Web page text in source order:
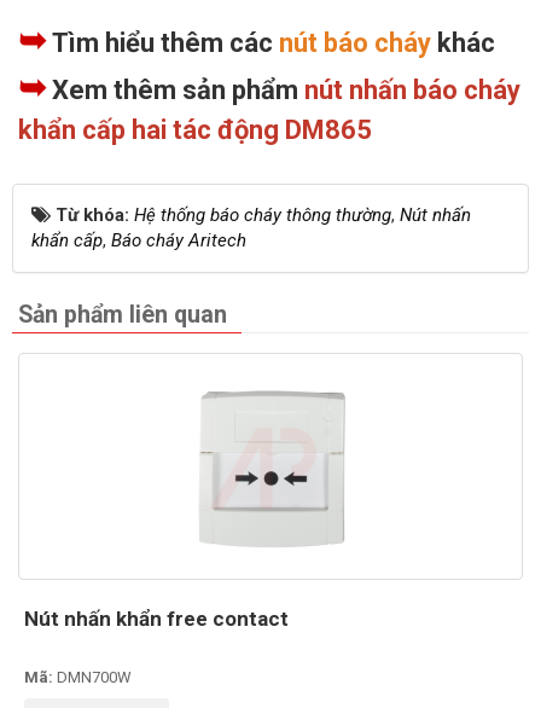
➥Tìm hiểu thêm các nút báo cháy khác
➥Xem thêm sản phẩm nút nhấn báo cháy
khẩn cấp hai tác động DM865
Từ khóa: Hệ thống báo cháy thông thường, Nút nhấn
khẩn cấp, Báo cháy Aritech
Sản phẩm liên quan
Nút nhấn khẩn free contact
Mã: DMN700W